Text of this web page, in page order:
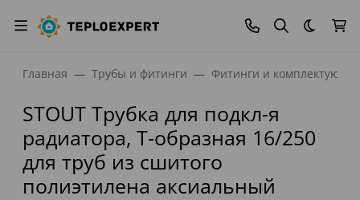
Темная
Главная Трубы и фитинги Фитинги и
STOUT Трубка для подкл-я
радиатора, Т-образная 16/250
для труб из сшитого
полиэтилена аксиальный